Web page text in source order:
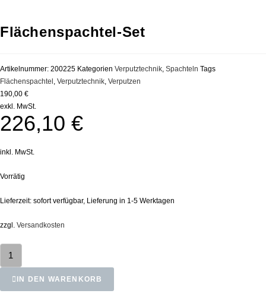
Flächenspachtel-Set
Artikelnummer: 200225 Kategorien Verputztechnik Spachteln Tags
Flächenspachtel Verputztechnik Verputzen
190,00 €
exkl. MwSt.
226,10 €
inkl. MwSt.
Vorrätig
Lieferzeit: sofort verfügbar, Lieferung in 1-5 Werktagen
zzgl. Versandkosten
IN DEN WARENKORB